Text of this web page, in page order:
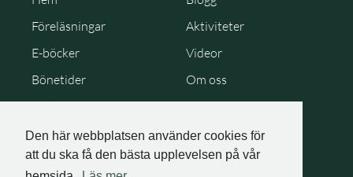
Den här webbplatsen använder cookies för
att du ska få den bästa upplevelsen på vår
Föreläsningar
Aktiviteter
E-böcker
Videor
Bönetider
Om oss
Cookie Policy
Personuppgiftspolicy